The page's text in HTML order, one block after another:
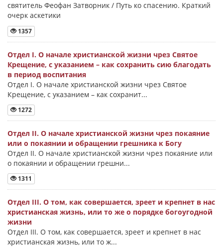
святитель Феофан Затворник / Путь ко спасению. Краткий
очерк аскетики
1357
Отдел I. О начале христианской жизни чрез Святое
Крещение, с указанием – как сохранить сию благодать
в период воспитания
Отдел I. О начале христианской жизни чрез Святое
Крещение, с указанием – как сохранит...
1272
Отдел II. О начале христианской жизни чрез покаяние
или о покаянии и обращении грешника к Богу
Отдел II. О начале христианской жизни чрез покаяние или
о покаянии и обращении грешни...
1311
Отдел III. О том, как совершается, зреет и крепнет в нас
христианская жизнь, или то же о порядке богоугодной
жизни
Отдел III. О том, как совершается, зреет и крепнет в нас
христианская жизнь, или то ж...